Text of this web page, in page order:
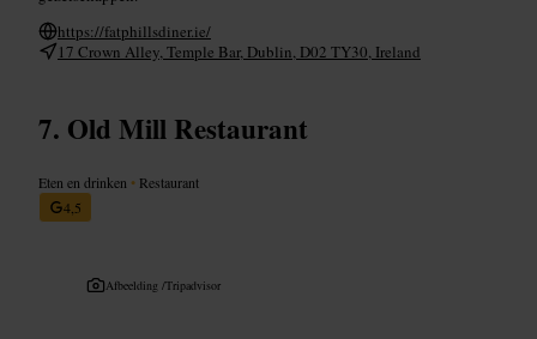
https://fatphillsdiner.ie/
17 Crown Alley, Temple Bar, Dublin, D02 TY30, Ireland
Old Mill Restaurant
Eten en drinken • Restaurant
4,5
Afbeelding /Tripadvisor